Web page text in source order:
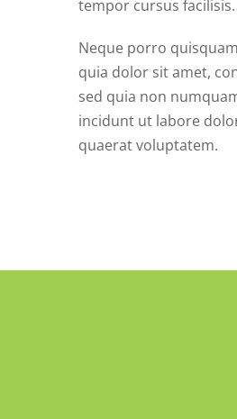
tempor cursus facilisis.
Neque porro
quia dolor sit amet,
sed quia non
incidunt ut labore
quaerat voluptatem.